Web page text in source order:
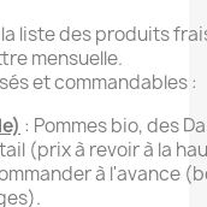
liste des produits
mensuelle.
et commandables :
: Pommes bio, des
(prix à revoir à la
à l'avance